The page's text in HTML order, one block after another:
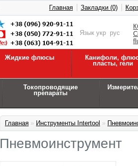
Язык укр рус
Главная Закладки (0)
Жидкие флюсы
Канифоли,
пласты, гели
Токопроводящие
препараты
Главная » Инструменты Intertool »
Пневмоинструмент